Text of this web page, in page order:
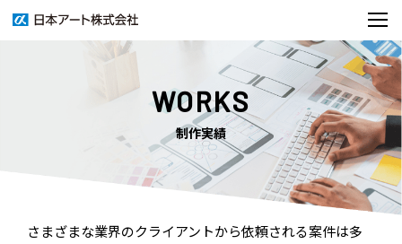
WORKS
制作実績
さまざまな業界のクライアントから依頼される案件は多